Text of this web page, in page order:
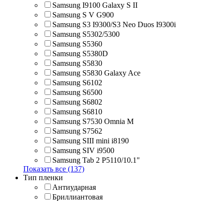
Samsung I9100 Galaxy S II
Samsung S V G900
Samsung S3 I9300/S3 Neo Duos I9300i
Samsung S5302/5300
Samsung S5360
Samsung S5380D
Samsung S5830
Samsung S5830 Galaxy Ace
Samsung S6102
Samsung S6500
Samsung S6802
Samsung S6810
Samsung S7530 Omnia M
Samsung S7562
Samsung SIII mini i8190
Samsung SIV i9500
Samsung Tab 2 P5110/10.1"
Показать все (137)
Тип пленки
Антиударная
Бриллиантовая